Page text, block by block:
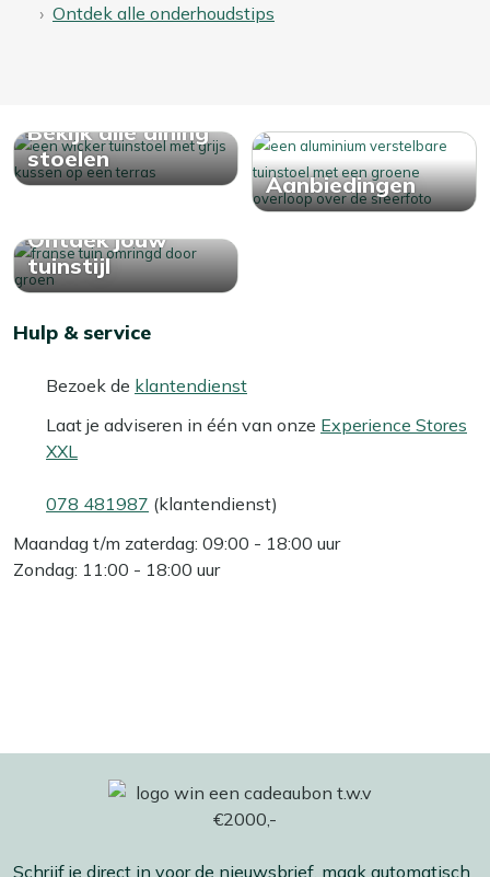
Ontdek alle onderhoudstips
Bekijk alle dining
stoelen
Aanbiedingen
Ontdek jouw
tuinstijl
Hulp & service
Bezoek de klantendienst
Laat je adviseren in één van onze Experience Stores
XXL
078 481987 (klantendienst)
Maandag t/m zaterdag: 09:00 - 18:00 uur
Zondag: 11:00 - 18:00 uur
Schrijf je direct in voor de nieuwsbrief, maak automatisch